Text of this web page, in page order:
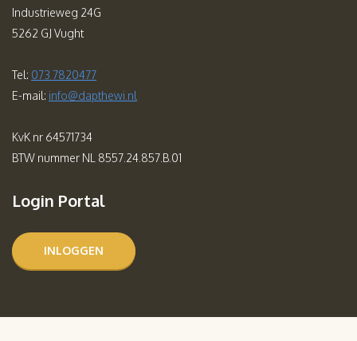
Industrieweg 24G
5262 GJ Vught
Tel: 073 7820477
E-mail: info@dapthewi.nl
KvK nr 64571734
BTW nummer NL 8557.24.857.B.01
Login Portal
INLOGGEN